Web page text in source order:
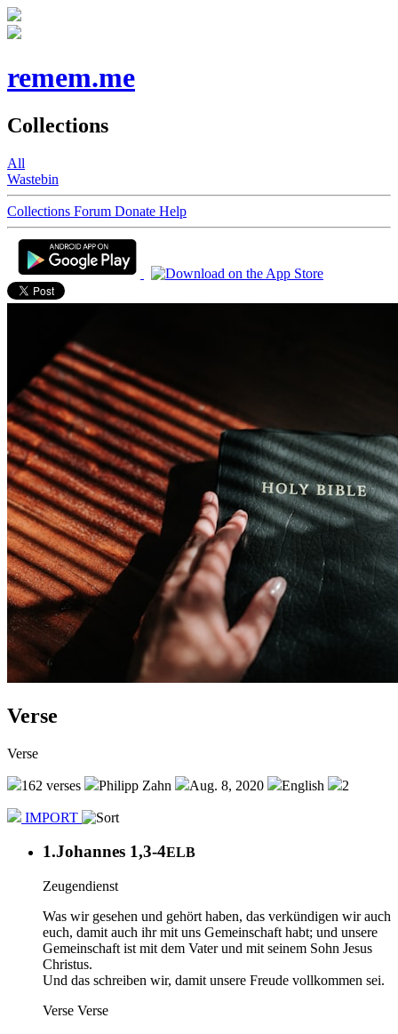
remem.me
Collections
All
Wastebin
Collections Forum Donate Help
Verse
Verse
162 verses Philipp Zahn Aug. 8, 2020 English 2
IMPORT
1.Johannes 1,3-4ELB
Zeugendienst
Was wir gesehen und gehört haben, das verkündigen wir auch
euch, damit auch ihr mit uns Gemeinschaft habt; und unsere
Gemeinschaft ist mit dem Vater und mit seinem Sohn Jesus
Christus.
Und das schreiben wir, damit unsere Freude vollkommen sei.
Verse Verse